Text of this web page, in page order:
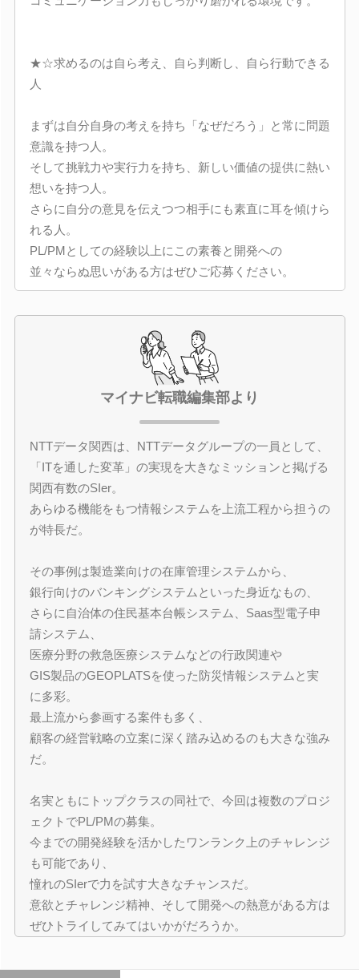
★☆求めるのは自ら考え、自ら判断し、自ら行動できる
人
まずは自分自身の考えを持ち「なぜだろう」と常に問題
意識を持つ人。
そして挑戦力や実行力を持ち、新しい価値の提供に熱い
想いを持つ人。
さらに自分の意見を伝えつつ相手にも素直に耳を傾けら
れる人。
PL/PMとしての経験以上にこの素養と開発への
並々ならぬ思いがある方はぜひご応募ください。
マイナビ転職編集部より
NTTデータ関西は、NTTデータグループの一員として、
「ITを通した変革」の実現を大きなミッションと掲げる
関西有数のSIer。
あらゆる機能をもつ情報システムを上流工程から担うの
が特長だ。
その事例は製造業向けの在庫管理システムから、
銀行向けのバンキングシステムといった身近なもの、
さらに自治体の住民基本台帳システム、Saas型電子申
請システム、
医療分野の救急医療システムなどの行政関連や
GIS製品のGEOPLATSを使った防災情報システムと実
に多彩。
最上流から参画する案件も多く、
顧客の経営戦略の立案に深く踏み込めるのも大きな強み
だ。
名実ともにトップクラスの同社で、今回は複数のプロジ
ェクトでPL/PMの募集。
今までの開発経験を活かしたワンランク上のチャレンジ
も可能であり、
憧れのSIerで力を試す大きなチャンスだ。
意欲とチャレンジ精神、そして開発への熱意がある方は
ぜひトライしてみてはいかがだろうか。